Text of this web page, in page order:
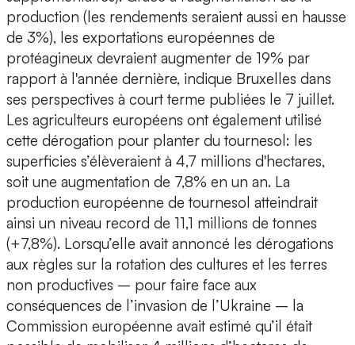
production (les rendements seraient aussi en hausse
de 3%), les exportations européennes de
protéagineux devraient augmenter de 19% par
rapport à l'année dernière, indique Bruxelles dans
ses perspectives à court terme publiées le 7 juillet.
Les agriculteurs européens ont également utilisé
cette dérogation pour planter du tournesol: les
superficies s’élèveraient à 4,7 millions d'hectares,
soit une augmentation de 7,8% en un an. La
production européenne de tournesol atteindrait
ainsi un niveau record de 11,1 millions de tonnes
(+7,8%). Lorsqu’elle avait annoncé les dérogations
aux règles sur la rotation des cultures et les terres
non productives – pour faire face aux
conséquences de l’invasion de l’Ukraine – la
Commission européenne avait estimé qu’il était